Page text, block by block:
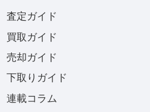
査定ガイド
買取ガイド
売却ガイド
下取りガイド
連載コラム